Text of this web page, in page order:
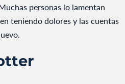
personas lo lamentan
teniendo dolores y las cuentas